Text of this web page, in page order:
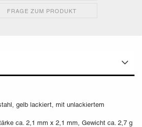
FRAGE ZUM PRODUKT
gelb lackiert, mit unlackiertem
ca. 2,1 mm x 2,1 mm, Gewicht ca. 2,7 g